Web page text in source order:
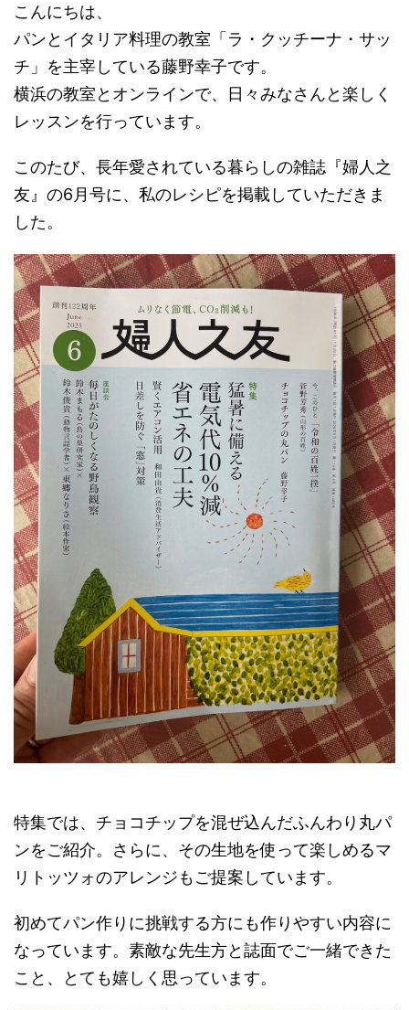
こんにちは、
パンとイタリア料理の教室「ラ・クッチーナ・サッ
チ」を主宰している藤野幸子です。
横浜の教室とオンラインで、日々みなさんと楽しく
レッスンを行っています。
このたび、長年愛されている暮らしの雑誌『婦人之
友』の6月号に、私のレシピを掲載していただきま
した。
特集では、チョコチップを混ぜ込んだふんわり丸パ
ンをご紹介。さらに、その生地を使って楽しめるマ
リトッツォのアレンジもご提案しています。
初めてパン作りに挑戦する方にも作りやすい内容に
なっています。素敵な先生方と誌面でご一緒できた
こと、とても嬉しく思っています。